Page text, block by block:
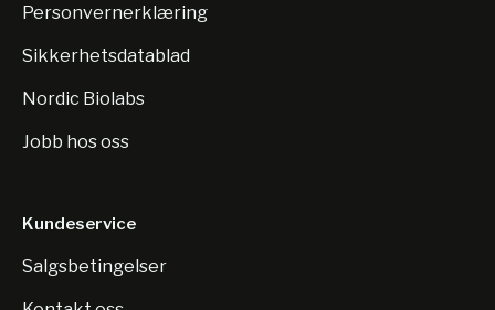
Personvernerklæring
Sikkerhetsdatablad
Nordic Biolabs
Jobb hos oss
Kundeservice
Salgsbetingelser